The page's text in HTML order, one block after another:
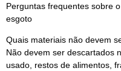
Perguntas frequentes sobre
esgoto
Quais materiais não devem
Não devem ser descartados
usado, restos de alimentos,